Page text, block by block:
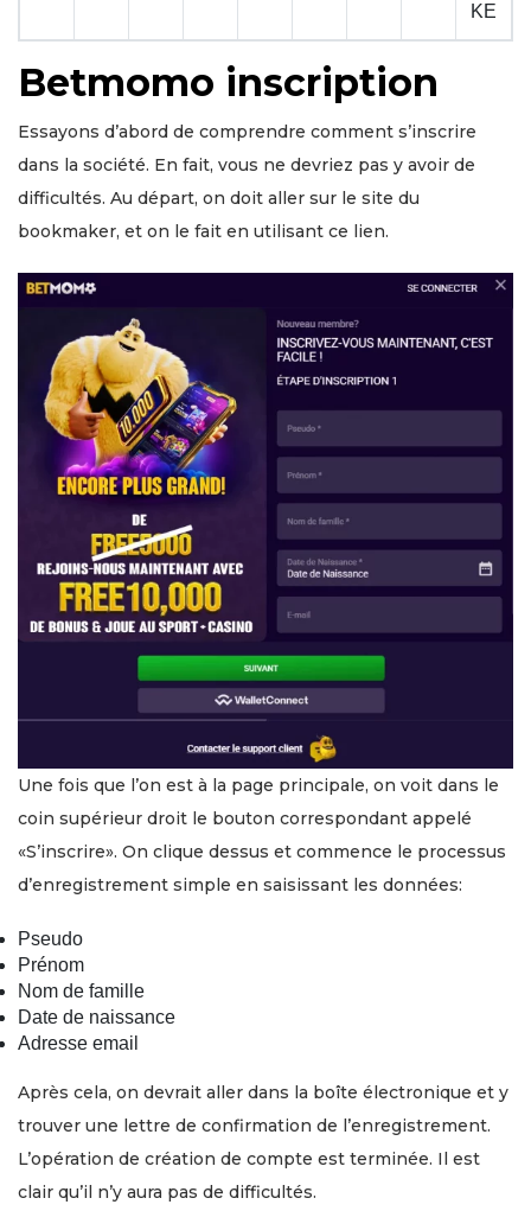
KE
Betmomo inscription
Essayons d’abord de comprendre comment s’inscrire
dans la société. En fait, vous ne devriez pas y avoir de
difficultés. Au départ, on doit aller sur le site du
bookmaker, et on le fait en utilisant ce lien.
Une fois que l’on est à la page principale, on voit dans le
coin supérieur droit le bouton correspondant appelé
«S’inscrire». On clique dessus et commence le processus
d’enregistrement simple en saisissant les données:
Pseudo
Prénom
Nom de famille
Date de naissance
Adresse email
Après cela, on devrait aller dans la boîte électronique et y
trouver une lettre de confirmation de l’enregistrement.
L’opération de création de compte est terminée. Il est
clair qu’il n’y aura pas de difficultés.